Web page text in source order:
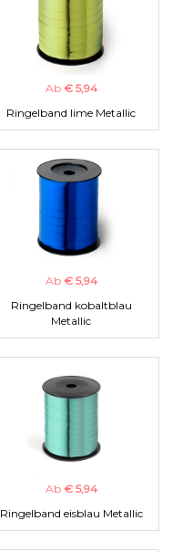
Ab € 5,94
Ringelband lime Metallic
Ab € 5,94
Ringelband kobaltblau
Metallic
Ab € 5,94
Ringelband eisblau Metallic